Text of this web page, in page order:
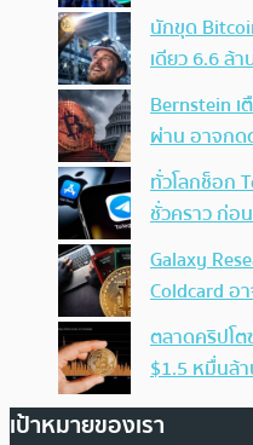
นักขุด
เดียว 6.6 ล้
Bernstein เ
ผ่าน อาจกด
ทั่วโลกช็อก
ชั่วคราว ก่อ
Galaxy
Coldcard อ
ตลาดคริปโต
$1.5 หมื่นล้
เป้าหมายของเรา